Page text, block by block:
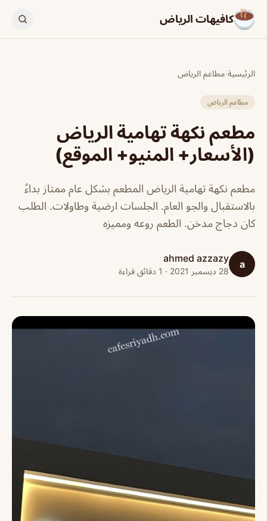
كافيهات الرياض
الرئيسية/مطاعم الرياض
مطاعم الرياض
مطعم نكهة تهامية الرياض
(الأسعار+ المنيو+ الموقع)
مطعم نكهة تهامية الرياض المطعم بشكل عام ممتاز بداءً
بالاستقبال والجو العام. الجلسات ارضية وطاولات. الطلب
كان دجاج مدخن. الطعم روعه ومميزه
a
ahmed azzazy
28 ديسمبر 2021 · 1 دقائق قراءة